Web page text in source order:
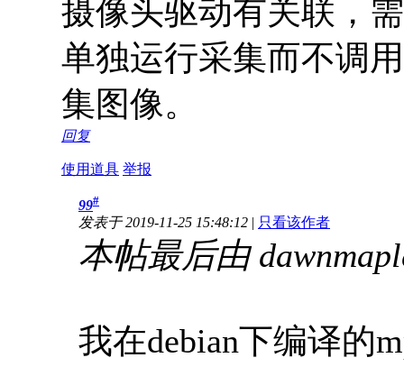
摄像头驱动有关联，
单独运行采集而不调
集图像。
回复
使用道具 举报
99#
发表于 2019-11-25 15:48:12 | 只看该作者
本帖最后由
我在debian下编译的